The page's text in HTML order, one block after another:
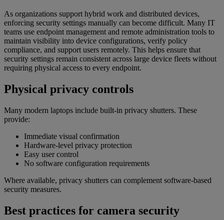
As organizations support hybrid work and distributed devices,
enforcing security settings manually can become difficult. Many IT
teams use endpoint management and remote administration tools to
maintain visibility into device configurations, verify policy
compliance, and support users remotely. This helps ensure that
security settings remain consistent across large device fleets without
requiring physical access to every endpoint.
Physical privacy controls
Many modern laptops include built-in privacy shutters. These
provide:
Immediate visual confirmation
Hardware-level privacy protection
Easy user control
No software configuration requirements
Where available, privacy shutters can complement software-based
security measures.
Best practices for camera security